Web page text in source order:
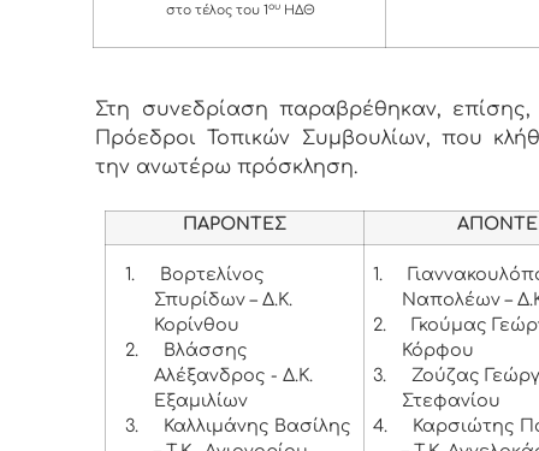
στο τέλος του 1 ουΗΔΘ
Στη συνεδρίαση παραβρέθηκαν, επίσης,
Πρόεδροι Τοπικών Συμβουλίων, που
την ανωτέρω πρόσκληση.
ΠΑΡΟΝΤΕΣ
1.
Βορτελίνος
Σπυρίδων – Δ.Κ.
Κορίνθου
2.
Βλάσσης
Αλέξανδρος - Δ.Κ.
Εξαμιλίων
3.
Καλλιμάνης Βασίλης
1.
Ναπολέων –
2.
Γκούμας
Κόρφου
3.
Ζούζας
Στεφανίου
4.
Καρσιώτης